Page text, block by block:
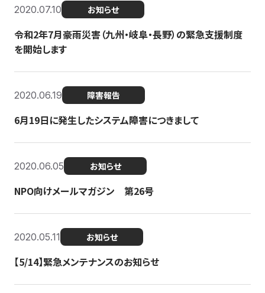
2020.07.10 お知らせ
令和2年7月豪雨災害（九州・岐阜・長野）の緊急支援制度
を開始します
2020.06.19 障害報告
6月19日に発生したシステム障害につきまして
2020.06.05 お知らせ
NPO向けメールマガジン 第26号
2020.05.11 お知らせ
【5/14】緊急メンテナンスのお知らせ